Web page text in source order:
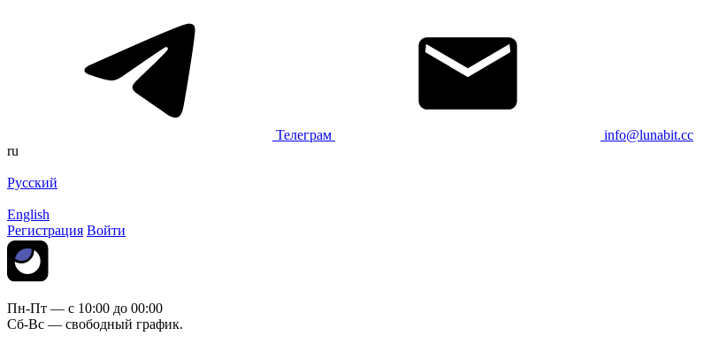
Телеграм
info@lunabit.cc
ru
Русский
English
Регистрация Войти
Пн-Пт — c 10:00 до 00:00
Сб-Вс — свободный график.